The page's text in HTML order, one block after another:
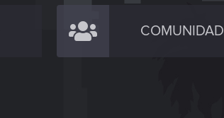
COMUNIDAD